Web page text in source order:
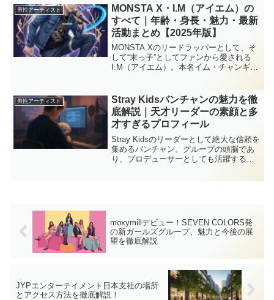
に一貫したストーリー性を持たせるこ
と...
男性アーティスト
MONSTA X・I.M（アイエム）の
すべて｜年齢・身長・魅力・最新
活動まとめ【2025年版】
MONSTA Xのリードラッパーとして、そ
して“末っ子”としてファンから愛される
I.M（アイエム）。本名イム・チャンギュ
秘めた熱さで注目を集めています。2025
年は...
男性アーティスト
Stray Kidsバンチャンの魅力を徹
底解説｜天才リーダーの素顔と多
才すぎるプロフィール
Stray Kidsのリーダーとして絶大な信頼を
集めるバンチャン。グループの頭脳であ
り、プロデューサーとしても活躍する彼
moxymillデビュー！SEVEN COLORS発
の新ガールズグループ、魅力と今後の展
望を徹底解説
JYPエンターテイメント日本支社の場所
とアクセス方法を徹底解説！